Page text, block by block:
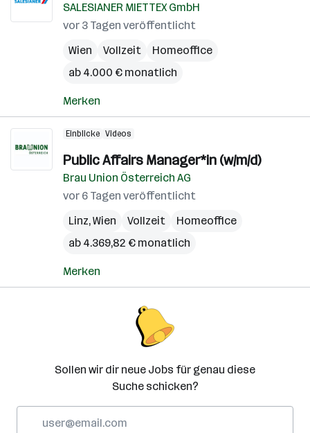
SALESIANER MIETTEX GmbH
vor 3 Tagen veröffentlicht
Wien
Vollzeit
Homeoffice
ab 4.000 € monatlich
Merken
Einblicke Videos
Public Affairs Manager*in (w/m/d)
Brau Union Österreich AG
vor 6 Tagen veröffentlicht
Linz,Wien Vollzeit
Homeoffice
ab 4.369,82 € monatlich
Merken
Sollen wir dir neue Jobs für genau diese
Suche schicken?